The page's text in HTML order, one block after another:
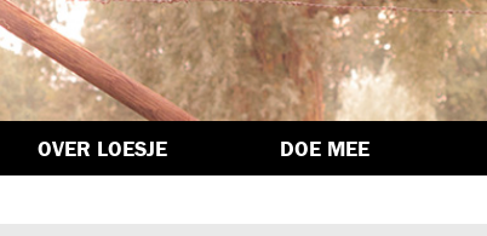
OVER LOESJE DOE MEE